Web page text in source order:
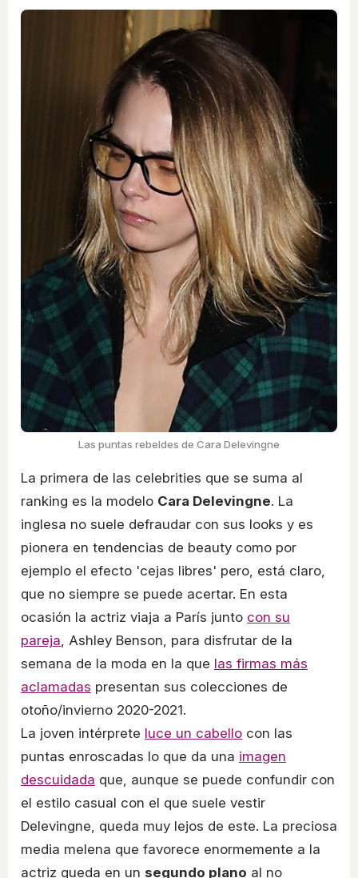
Las puntas rebeldes de Cara Delevingne
La primera de las celebrities que se suma al
ranking es la modelo Cara Delevingne. La
inglesa no suele defraudar con sus looks y es
pionera en tendencias de beauty como por
ejemplo el efecto 'cejas libres' pero, está claro,
que no siempre se puede acertar. En esta
ocasión la actriz viaja a París junto con su
pareja, Ashley Benson, para disfrutar de la
semana de la moda en la que las firmas más
aclamadas presentan sus colecciones de
otoño/invierno 2020-2021.
La joven intérprete luce un cabello con las
puntas enroscadas lo que da una imagen
descuidada que, aunque se puede confundir con
el estilo casual con el que suele vestir
Delevingne, queda muy lejos de este. La preciosa
media melena que favorece enormemente a la
actriz queda en un segundo plano al no